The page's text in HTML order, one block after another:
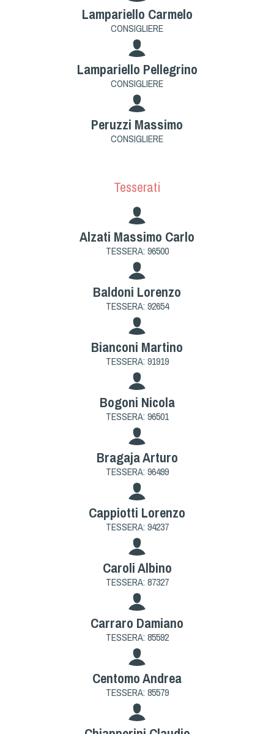
Lampariello Carmelo
CONSIGLIERE
Lampariello Pellegrino
CONSIGLIERE
Peruzzi Massimo
CONSIGLIERE
Tesserati
Alzati Massimo Carlo
TESSERA: 96500
Baldoni Lorenzo
TESSERA: 92654
Bianconi Martino
TESSERA: 91919
Bogoni Nicola
TESSERA: 96501
Bragaja Arturo
TESSERA: 96499
Cappiotti Lorenzo
TESSERA: 94237
Caroli Albino
TESSERA: 87327
Carraro Damiano
TESSERA: 85592
Centomo Andrea
TESSERA: 85579
Rally Obedience
Retriever Sport
Ricerca Tartufo
Sheepdog
Sport acquatici
Treibball
Ipo Delta
Freestyle
Cinofilia Venatoria
Sleddog